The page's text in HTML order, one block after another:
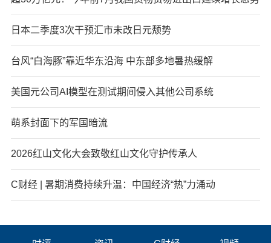
日本二季度3次干预汇市未改日元颓势
台风“白海豚”靠近华东沿海 中东部多地暑热缓解
美国元公司AI模型在测试期间侵入其他公司系统
萌系封面下的军国暗流
2026红山文化大会致敬红山文化守护传承人
C财经 | 暑期消费持续升温：中国经济“热”力涌动